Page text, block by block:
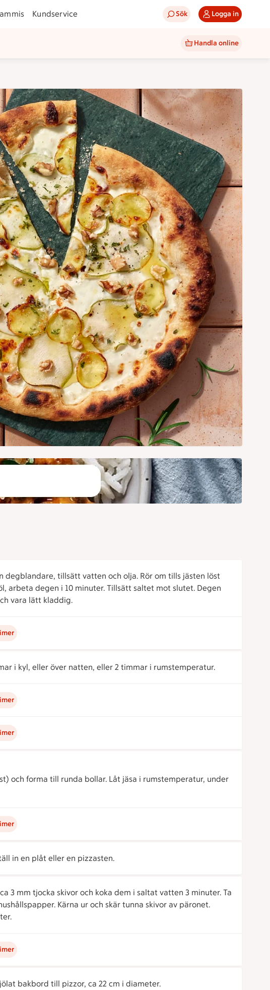
Kundservice Sök Logga in
Handla online
degblandare, tillsätt vatten och olja. Rör om tills jästen löst
arbeta degen i 10 minuter. Tillsätt saltet mot slutet. Degen
vara lätt kladdig.
i kyl, eller över natten, eller 2 timmar i rumstemperatur.
och forma till runda bollar. Låt jäsa i rumstemperatur, under
in en plåt eller en pizzasten.
3 mm tjocka skivor och koka dem i saltat vatten 3 minuter. Ta
Kärna ur och skär tunna skivor av päronet.
bakbord till pizzor, ca 22 cm i diameter.